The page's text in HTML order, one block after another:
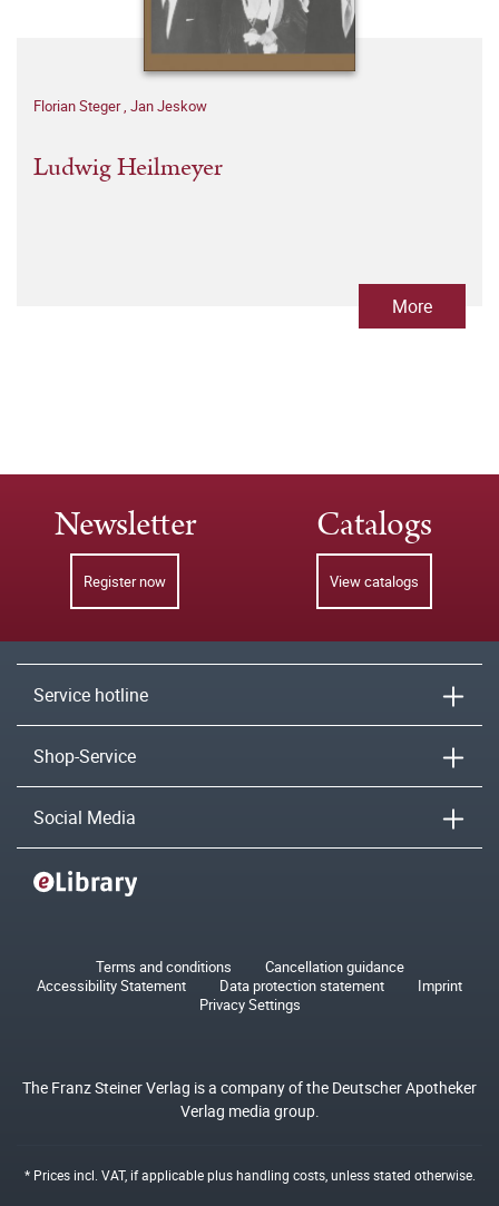
Florian Steger, Jan Jeskow
Ludwig Heilmeyer
More
Newsletter
Register now
Catalogs
View catalogs
Service hotline
Shop-Service
Social Media
Terms and conditions
Cancellation guidance
Accessibility Statement
Data protection statement
Imprint
Privacy Settings
The Franz Steiner Verlag is a company of the Deutscher Apotheker
Verlag media group.
* Prices incl. VAT, if applicable plushandling costs, unless stated otherwise.